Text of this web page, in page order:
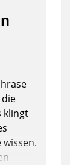
klingt